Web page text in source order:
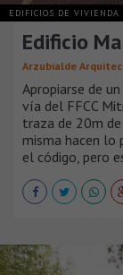
EDIFICIOS DE VIVIENDA
Edificio
Arzubialde
Apropiarse de
vía del FFCC
traza de 20m
misma hacen lo
el código, pero